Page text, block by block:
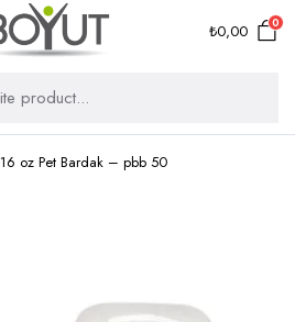
₺0,00 0
16 oz Pet Bardak – pbb 50